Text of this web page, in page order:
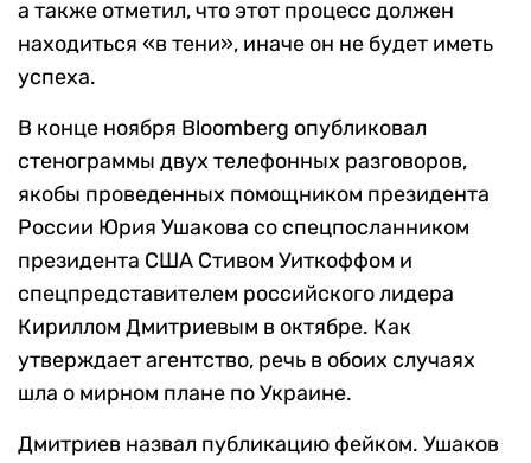
а также отметил, что этот процесс должен
находиться «в тени», иначе он не будет иметь
успеха.
В конце ноября Bloomberg опубликовал
стенограммы двух телефонных разговоров,
якобы проведенных помощником президента
России Юрия Ушакова со спецпосланником
президента США Стивом Уиткоффом и
спецпредставителем российского лидера
Кириллом Дмитриевым в октябре. Как
утверждает агентство, речь в обоих случаях
шла о мирном плане по Украине.
Дмитриев назвал публикацию фейком. Ушаков